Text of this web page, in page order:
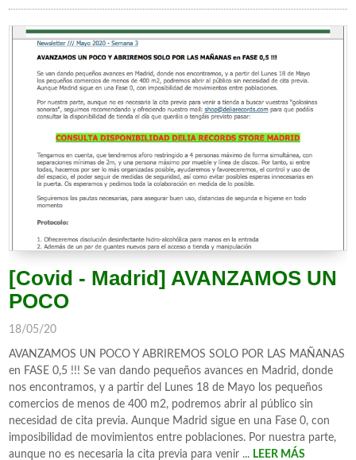
[Covid - Madrid] AVANZAMOS UN
POCO
18/05/20
AVANZAMOS UN POCO Y ABRIREMOS SOLO POR LAS MAÑANAS
en FASE 0,5 !!! Se van dando pequeños avances en Madrid, donde
nos encontramos, y a partir del Lunes 18 de Mayo los pequeños
comercios de menos de 400 m2, podremos abrir al público sin
necesidad de cita previa. Aunque Madrid sigue en una Fase 0, con
imposibilidad de movimientos entre poblaciones. Por nuestra parte,
aunque no es necesaria la cita previa para venir ... LEER MÁS